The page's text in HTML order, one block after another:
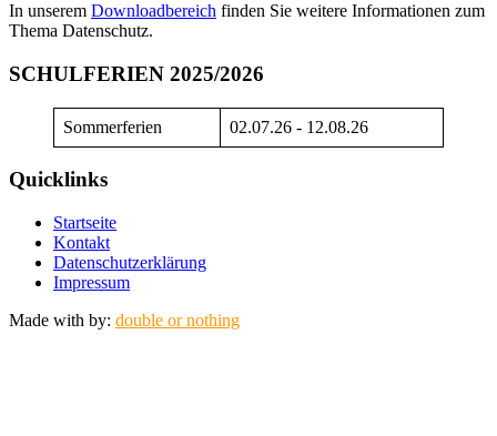
In unserem Downloadbereich finden Sie weitere Informationen zum
Thema Datenschutz.
SCHULFERIEN 2025/2026
Sommerferien 02.07.26 - 12.08.26
Quicklinks
Startseite
Kontakt
Datenschutzerklärung
Impressum
Made with by: double or nothing